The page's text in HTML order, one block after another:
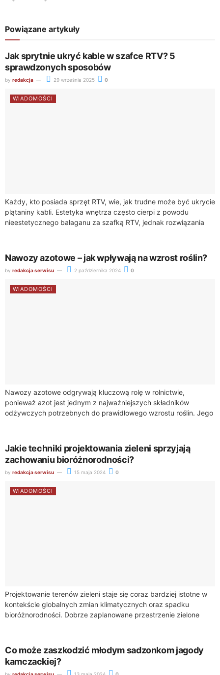
Powiązane artykuły
Jak sprytnie ukryć kable w szafce RTV? 5
sprawdzonych sposobów
by redakcja 29 września 2025 0
WIADOMOŚCI
Każdy, kto posiada sprzęt RTV, wie, jak trudne może być ukrycie
plątaniny kabli. Estetyka wnętrza często cierpi z powodu
nieestetycznego bałaganu za szafką RTV, jednak rozwiązania
Nawozy azotowe – jak wpływają na wzrost roślin?
by redakcja serwisu 2 października 2024 0
WIADOMOŚCI
Nawozy azotowe odgrywają kluczową rolę w rolnictwie,
ponieważ azot jest jednym z najważniejszych składników
odżywczych potrzebnych do prawidłowego wzrostu roślin. Jego
Jakie techniki projektowania zieleni sprzyjają
zachowaniu bioróżnorodności?
by redakcja serwisu 15 maja 2024 0
WIADOMOŚCI
Projektowanie terenów zieleni staje się coraz bardziej istotne w
kontekście globalnych zmian klimatycznych oraz spadku
bioróżnorodności. Dobrze zaplanowane przestrzenie zielone
Co może zaszkodzić młodym sadzonkom jagody
kamczackiej?